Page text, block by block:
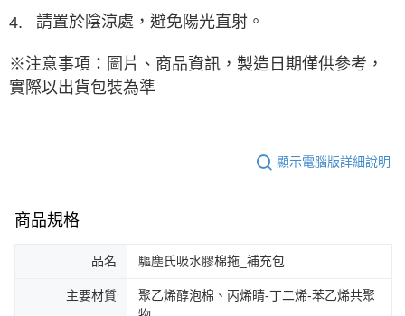
4. 請置於陰涼處，避免陽光直射。
※注意事項：圖片、商品資訊，製造日期僅供參考，
實際以出貨包裝為準
顯示電腦版詳細說明
商品規格
品名 驅塵氏吸水膠棉拖_補充包
主要材質
聚乙烯醇泡棉、丙烯睛-丁二烯-苯乙烯共聚